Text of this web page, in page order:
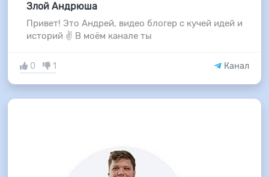
Злой Андрюша
Привет! Это Андрей, видео блогер с кучей идей и
историй ✌️ В моём канале ты
0 1 Канал